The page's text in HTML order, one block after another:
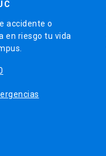
accidente o
en riesgo tu vida